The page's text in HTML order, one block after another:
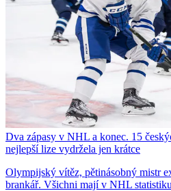
Dva zápasy v NHL a konec. 15
nejlepší lize vydržela jen krátce
Olympijský vítěz, pětinásobný mistr
brankář. Všichni mají v NHL